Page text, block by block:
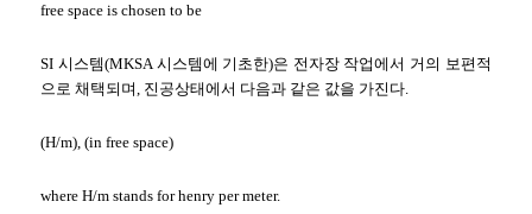
free space is chosen to be
SI 시스템(MKSA 시스템에 기초한)은 전자장 작업에서 거의 보편적
으로 채택되며, 진공상태에서 다음과 같은 값을 가진다.
(H/m), (in free space)
where H/m stands for henry per meter.